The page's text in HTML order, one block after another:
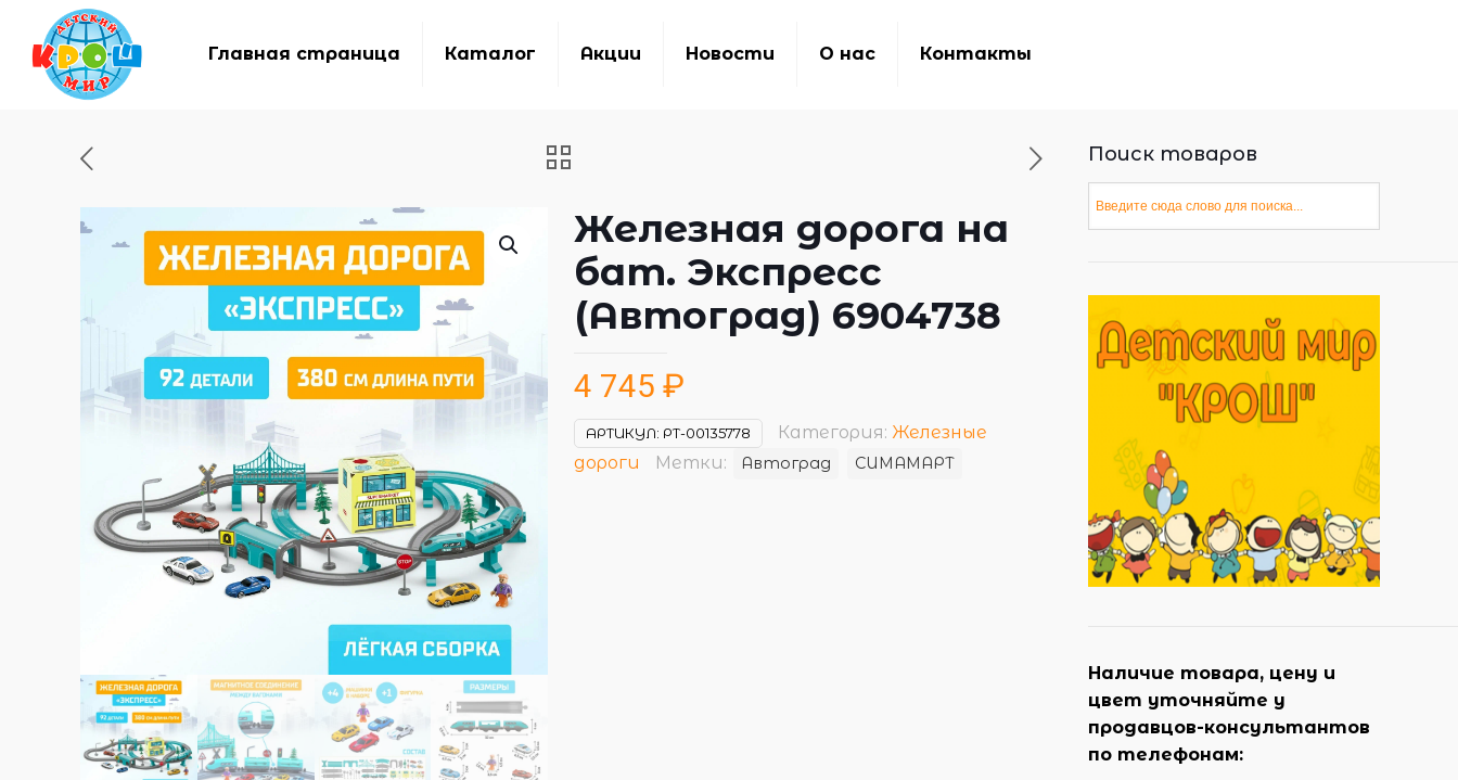
Главная страница Каталог Акции Новости О нас Контакты
Железная дорога на
бат. Экспресс
(Автоград) 6904738
4 745 ₽
АРТИКУЛ: РТ-00135778 Категория: Железные
дороги
Метки: Автоград СИМАМАРТ
Поиск товаров
Наличие товара, цену и
цвет уточняйте у
продавцов-консультантов
по телефонам: